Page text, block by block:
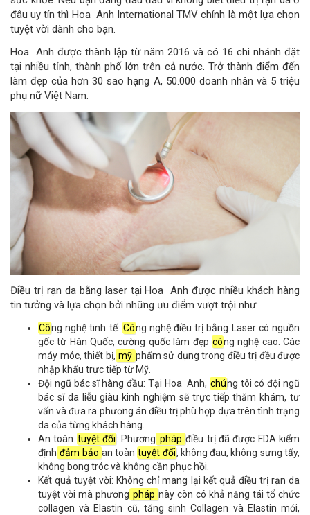
đâu uy tín thì Hoa Anh International TMV chính là một lựa chọn
tuyệt vời dành cho bạn.
Hoa Anh được thành lập từ năm 2016 và có 16 chi nhánh đặt
tại nhiều tỉnh, thành phố lớn trên cả nước. Trở thành điểm đến
làm đẹp của hơn 30 sao hạng A, 50.000 doanh nhân và 5 triệu
phụ nữ Việt Nam.
Điều trị rạn da bằng laser tại Hoa Anh được nhiều khách hàng
tin tưởng và lựa chọn bởi những ưu điểm vượt trội như:
Công nghệ tinh tế: Công nghệ điều trị bằng Laser có nguồn
gốc từ Hàn Quốc, cường quốc làm đẹp công nghệ cao. Các
máy móc, thiết bị, mỹ phẩm sử dụng trong điều trị đều được
nhập khẩu trực tiếp từ Mỹ.
Đội ngũ bác sĩ hàng đầu: Tại Hoa Anh, chúng tôi có đội ngũ
bác sĩ da liễu giàu kinh nghiệm sẽ trực tiếp thăm khám, tư
vấn và đưa ra phương án điều trị phù hợp dựa trên tình trạng
da của từng khách hàng.
An toàn tuyệt đối: Phương pháp điều trị đã được FDA kiểm
định đảm bảo an toàn tuyệt đối, không đau, không sưng tấy,
không bong tróc và không cần phục hồi.
Kết quả tuyệt vời: Không chỉ mang lại kết quả điều trị rạn da
tuyệt vời mà phương pháp này còn có khả năng tái tổ chức
collagen và Elastin cũ, tăng sinh Collagen và Elastin mới,